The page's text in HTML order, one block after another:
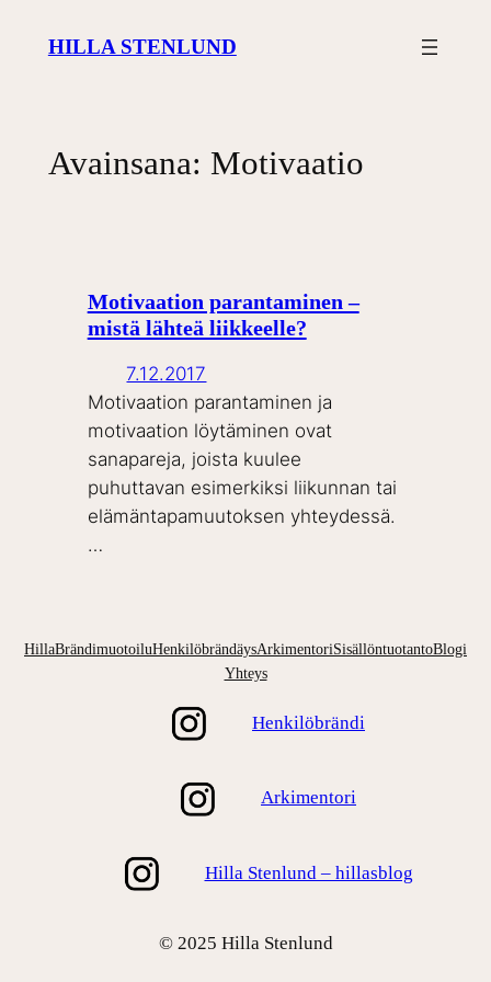
sisältöön
HILLA STENLUND
Avainsana: Motivaatio
Motivaation parantaminen –
mistä lähteä liikkeelle?
7.12.2017
Motivaation parantaminen ja
motivaation löytäminen ovat
sanapareja, joista kuulee
puhuttavan esimerkiksi liikunnan tai
elämäntapamuutoksen yhteydessä.
…
HillaBrändimuotoiluHenkilöbrändäysArkimentoriSisällöntuotantoBlogi
Yhteys
Henkilöbrändi
Arkimentori
Hilla Stenlund – hillasblog
© 2025 Hilla Stenlund